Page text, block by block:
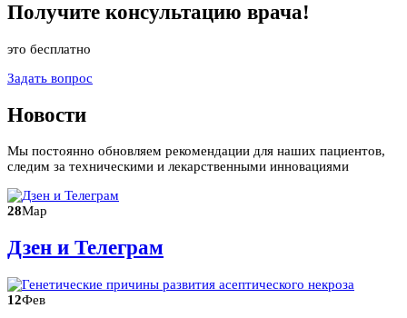
Получите консультацию врача!
это бесплатно
Задать вопрос
Новости
Мы постоянно обновляем рекомендации для наших пациентов,
следим за техническими и лекарственными инновациями
28Мар
Дзен и Телеграм
12Фев